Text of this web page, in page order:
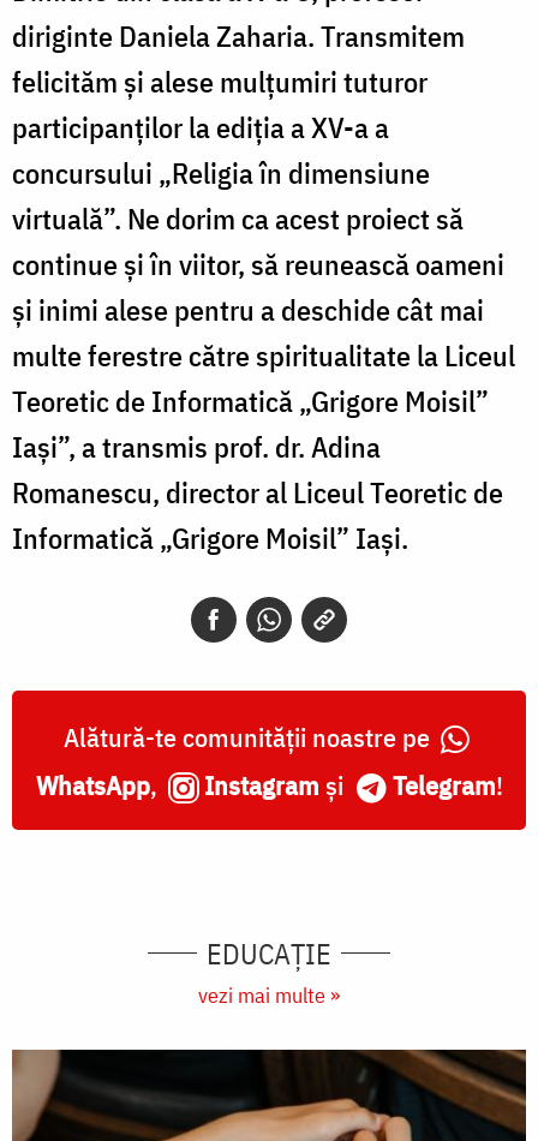
diriginte Daniela Zaharia. Transmitem
felicităm și alese mulțumiri tuturor
participanților la ediția a XV-a a
concursului „Religia în dimensiune
virtuală”. Ne dorim ca acest proiect să
continue și în viitor, să reunească oameni
și inimi alese pentru a deschide cât mai
multe ferestre către spiritualitate la Liceul
Teoretic de Informatică „Grigore Moisil”
Iași”, a transmis prof. dr. Adina
Romanescu, director al Liceul Teoretic de
Informatică „Grigore Moisil” Iași.
Alătură-te comunității noastre pe
WhatsApp, Instagram și Telegram!
EDUCAŢIE
vezi mai multe »